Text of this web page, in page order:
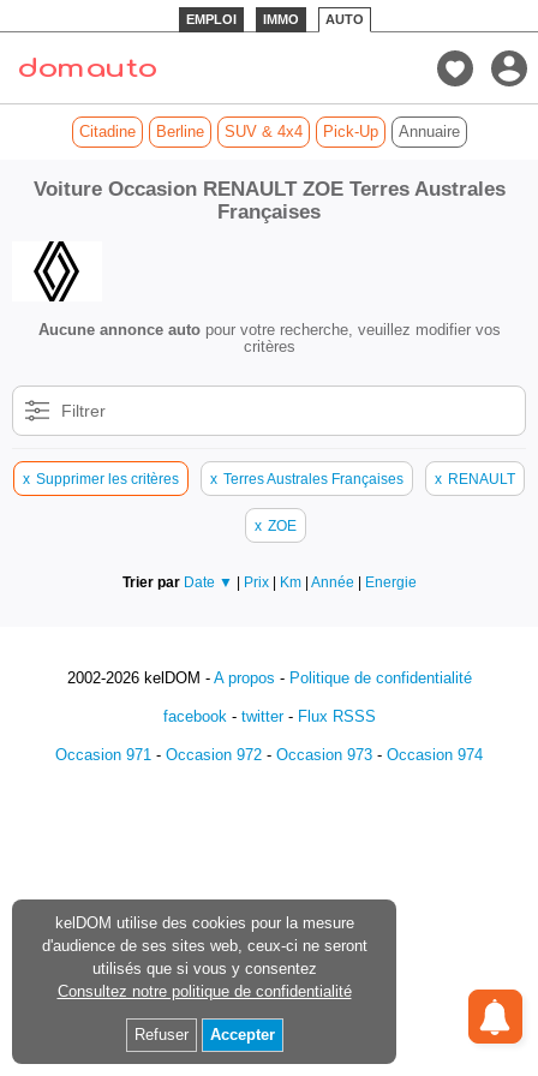
EMPLOI IMMO AUTO
Citadine Berline SUV & 4x4 Pick-Up Annuaire
Voiture Occasion RENAULT ZOE Terres Australes
Françaises
Aucune annonce autopour votre recherche, veuillez modifier vos
critères
Filtrer
x Supprimer les critères x Terres Australes Françaises x RENAULT
x ZOE
Trier par Date ▼ | Prix | Km | Année | Energie
2002-2026 kelDOM - A propos - Politique de confidentialité
facebook- twitter- Flux RSSS
Occasion 971 - Occasion 972 - Occasion 973 - Occasion 974
kelDOM utilise des cookies pour la mesure
d'audience de ses sites web, ceux-ci ne seront
utilisés que si vous y consentez
Consultez notre politique de confidentialité
Refuser Accepter